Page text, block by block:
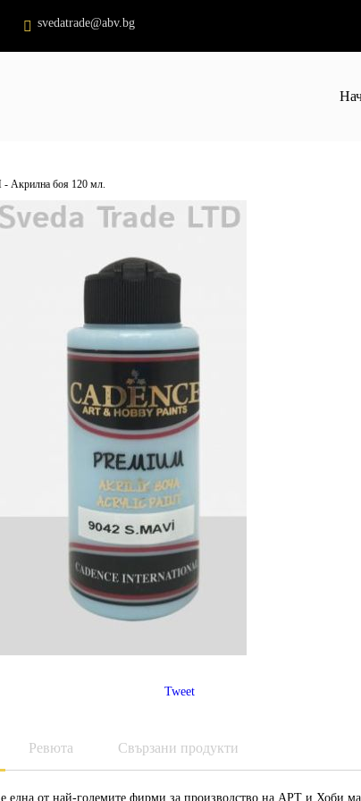
svedatrade@abv.bg
Акрилна боя 120 мл.
Tweet
Ревюта Свързани продукти
една от най-големите фирми за производство на АРТ и Хоби